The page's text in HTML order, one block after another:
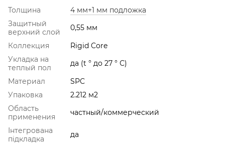
Толщина
4 мм+1 мм подложка
Защитный
верхний слой
0,55 мм
Коллекция
Rigid Core
Укладка на
теплый пол
да (t ° до 27 ° С)
Материал
SPC
Упаковка
2.212 м2
Область
применения
частный/коммерческий
Інтегрована
підкладка
да